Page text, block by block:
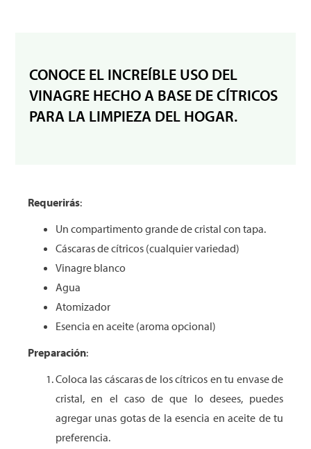
CONOCE EL INCREÍBLE USO DEL
VINAGRE HECHO A BASE DE CÍTRICOS
PARA LA LIMPIEZA DEL HOGAR.
Requerirás:
Un compartimento grande de cristal con tapa.
Cáscaras de cítricos (cualquier variedad)
Vinagre blanco
Agua
Atomizador
Esencia en aceite (aroma opcional)
Preparación:
Coloca las cáscaras de los cítricos en tu envase de
cristal, en el caso de que lo desees, puedes
agregar unas gotas de la esencia en aceite de tu
preferencia.